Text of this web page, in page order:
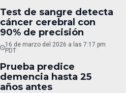
Test de sangre detecta
cáncer cerebral con
90% de precisión
16 de marzo del 2026 a las 7:17 pm
PDT
Prueba predice
demencia hasta 25
años antes